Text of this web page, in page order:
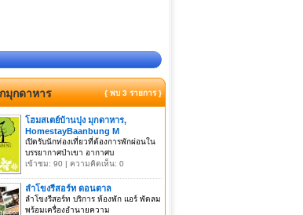
มุกดาหาร { พบ 3 รายการ }
โฮมสเตย์บ้านบุ่ง มุกดาหาร,
HomestayBaanbung M
เปิดรับนักท่องเที่ยวที่ต้องการพักผ่อนใน
บรรยากาศป่าเขา อากาศบ
เข้าชม: 90 | ความคิดเห็น: 0
ลำโขงรีสอร์ท ดอนตาล
ลำโขงรีสอร์ท บริการ ห้องพัก แอร์ พัดลม
พร้อมเครื่องอำนายความ